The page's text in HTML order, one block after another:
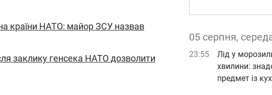
країни НАТО: майор ЗСУ назвав
заклику генсека НАТО дозволити
05 серпня,
23:55
Лід у
хвилини:
предмет із